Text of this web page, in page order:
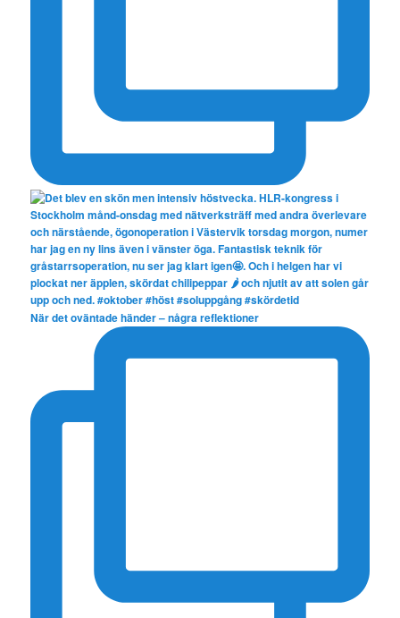
När det oväntade händer – några reflektioner